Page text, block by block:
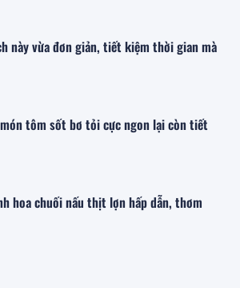
này vừa đơn giản, tiết kiệm thời gian mà
tôm sốt bơ tỏi cực ngon lại còn tiết
hoa chuối nấu thịt lợn hấp dẫn, thơm